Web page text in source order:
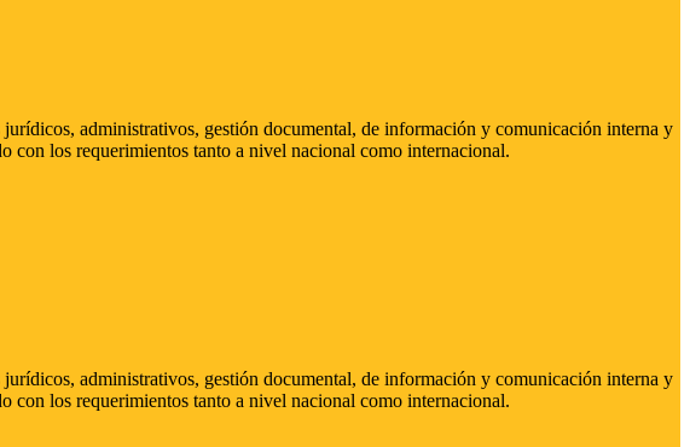
administrativos, gestión documental, de información y comunicación interna y
con los requerimientos tanto a nivel nacional como internacional.
administrativos, gestión documental, de información y comunicación interna y
con los requerimientos tanto a nivel nacional como internacional.